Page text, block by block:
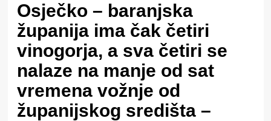
Osječko – baranjska
županija ima čak četiri
vinogorja, a sva četiri se
nalaze na manje od sat
vremena vožnje od
županijskog središta –